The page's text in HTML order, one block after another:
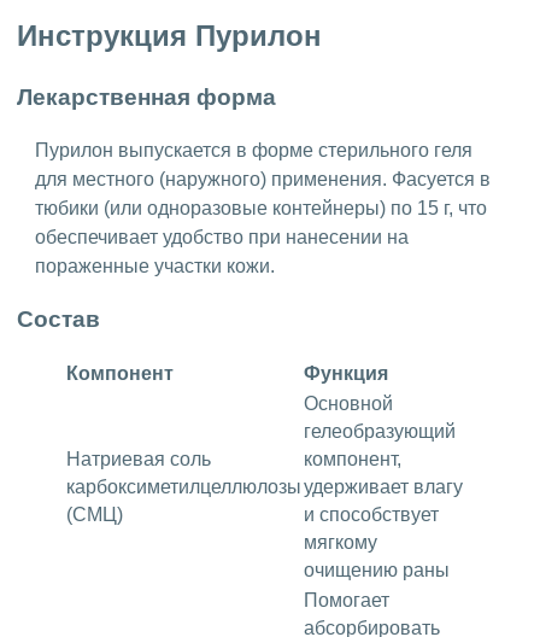
Инструкция Пурилон
Лекарственная форма
Пурилон выпускается в форме стерильного геля
для местного (наружного) применения. Фасуется в
тюбики (или одноразовые контейнеры) по 15 г, что
обеспечивает удобство при нанесении на
пораженные участки кожи.
Состав
Компонент Функция
Натриевая соль
карбоксиметилцеллюлозы
(CМЦ)
Основной
гелеобразующий
компонент,
удерживает влагу
и способствует
мягкому
очищению раны
Помогает
абсорбировать